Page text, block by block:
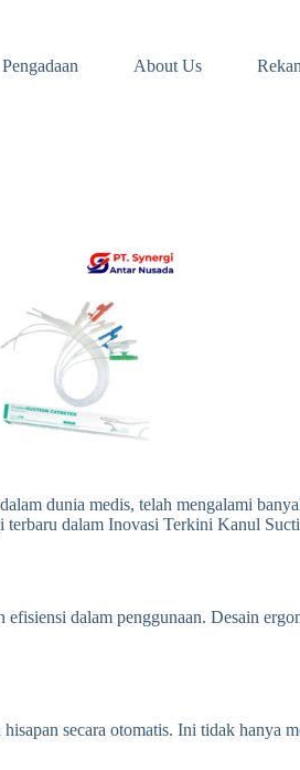
Pengadaan About Us
dunia medis, telah mengalami
dalam Inovasi Terkini Kanul
dalam penggunaan. Desain
secara otomatis. Ini tidak hanya